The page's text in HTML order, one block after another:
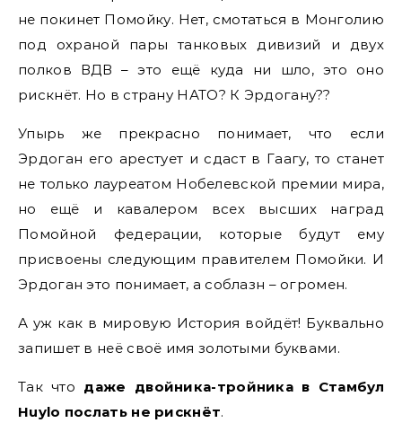
не покинет Помойку. Нет, смотаться в Монголию
под охраной пары танковых дивизий и двух
полков ВДВ – это ещё куда ни шло, это оно
рискнёт. Но в страну НАТО? К Эрдогану??
Упырь же прекрасно понимает, что если
Эрдоган его арестует и сдаст в Гаагу, то станет
не только лауреатом Нобелевской премии мира,
но ещё и кавалером всех высших наград
Помойной федерации, которые будут ему
присвоены следующим правителем Помойки. И
Эрдоган это понимает, а соблазн – огромен.
А уж как в мировую История войдёт! Буквально
запишет в неё своё имя золотыми буквами.
Так что даже двойника-тройника в Стамбул
Huylo послать не рискнёт.